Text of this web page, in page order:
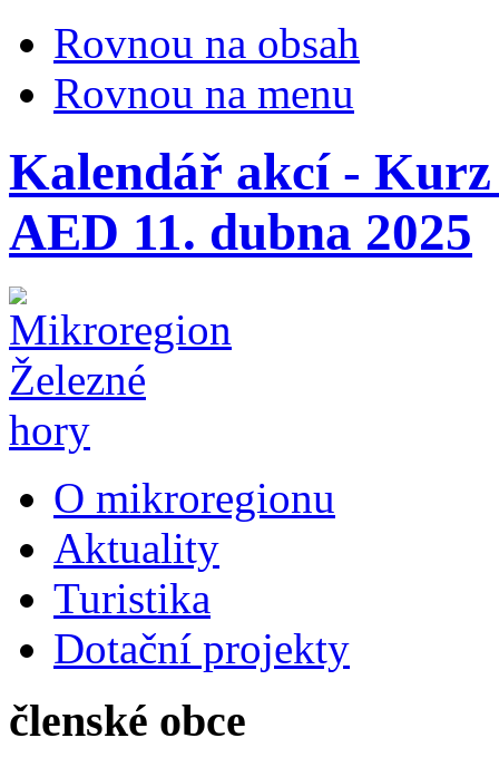
Rovnou na obsah
Rovnou na menu
Kalendář akcí -
AED 11. dubna 2025
O mikroregionu
Aktuality
Turistika
Dotační projekty
členské obce